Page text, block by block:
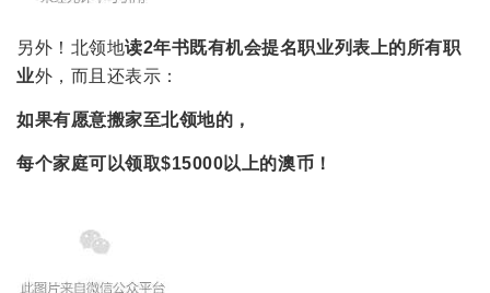
另外！北领地读2年书既有机会提名职业列表上的所有职
业外，而且还表示：
如果有愿意搬家至北领地的，
每个家庭可以领取$15000以上的澳币！